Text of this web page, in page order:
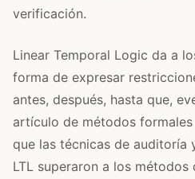
verificación.
Linear Temporal Logic da a
forma de expresar
antes, después, hasta que,
artículo de métodos
que las técnicas de auditoría
LTL superaron a los métodos